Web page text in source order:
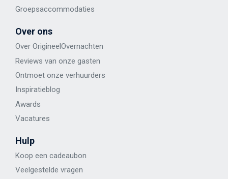
Groepsaccommodaties
Over ons
Over OrigineelOvernachten
Reviews van onze gasten
Ontmoet onze verhuurders
Inspiratieblog
Awards
Vacatures
Hulp
Koop een cadeaubon
Veelgestelde vragen